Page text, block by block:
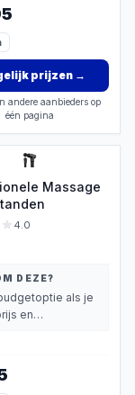
prijzen→
andere aanbieders op
één pagina
Massage
4.0
DEZE?
als je
en